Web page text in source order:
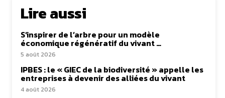
Lire aussi
S’inspirer de l’arbre pour un modèle
économique régénératif du vivant …
5 août 2026
IPBES : le « GIEC de la biodiversité » appelle les
entreprises à devenir des alliées du vivant
4 août 2026